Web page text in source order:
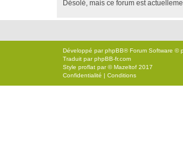
Désolé, mais ce forum est
Développé parphpBB® Forum Software ©
Traduit parphpBB-fr.com
Style proflat par ©Mazeltof 2017
Confidentialité | Conditions